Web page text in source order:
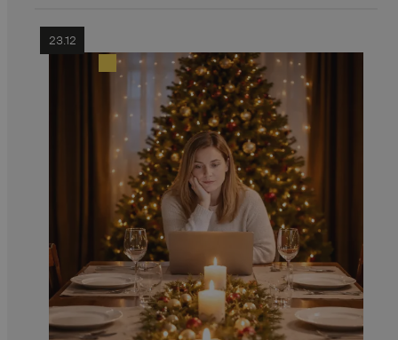
23.12